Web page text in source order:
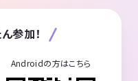
参加！
Androidの方はこちら